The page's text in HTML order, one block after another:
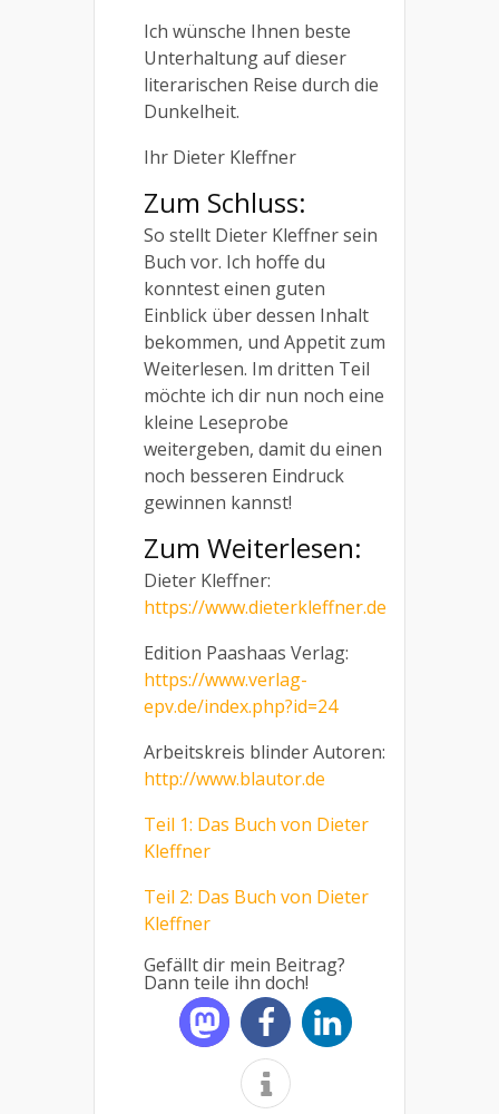
Ich wünsche Ihnen beste
Unterhaltung auf dieser
literarischen Reise durch die
Dunkelheit.
Ihr Dieter Kleffner
Zum Schluss:
So stellt Dieter Kleffner sein
Buch vor. Ich hoffe du
konntest einen guten
Einblick über dessen Inhalt
bekommen, und Appetit zum
Weiterlesen. Im dritten Teil
möchte ich dir nun noch eine
kleine Leseprobe
weitergeben, damit du einen
noch besseren Eindruck
gewinnen kannst!
Zum Weiterlesen:
Dieter Kleffner:
https://www.dieterkleffner.de
Edition Paashaas Verlag:
https://www.verlag-
epv.de/index.php?id=24
Arbeitskreis blinder Autoren:
http://www.blautor.de
Teil 1: Das Buch von Dieter
Kleffner
Teil 2: Das Buch von Dieter
Kleffner
Gefällt dir mein Beitrag?
Dann teile ihn doch!